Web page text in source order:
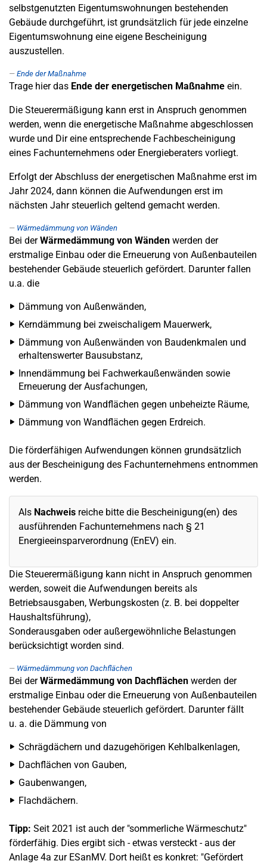
selbstgenutzten Eigentumswohnungen bestehenden
Gebäude durchgeführt, ist grundsätzlich für jede einzelne
Eigentumswohnung eine eigene Bescheinigung
auszustellen.
Ende der Maßnahme
Trage hier das Ende der energetischen Maßnahme ein.
Die Steuerermäßigung kann erst in Anspruch genommen
werden, wenn die energetische Maßnahme abgeschlossen
wurde und Dir eine entsprechende Fachbescheinigung
eines Fachunternehmens oder Energieberaters vorliegt.
Erfolgt der Abschluss der energetischen Maßnahme erst im
Jahr 2024, dann können die Aufwendungen erst im
nächsten Jahr steuerlich geltend gemacht werden.
Wärmedämmung von Wänden
Bei derWärmedämmung von Wänden werden der
erstmalige Einbau oder die Erneuerung von Außenbauteilen
bestehender Gebäude steuerlich gefördert. Darunter fallen
u.a. die
Dämmung von Außenwänden,
Kerndämmung bei zweischaligem Mauerwerk,
Dämmung von Außenwänden von Baudenkmalen und
erhaltenswerter Bausubstanz,
Innendämmung bei Fachwerkaußenwänden sowie
Erneuerung der Ausfachungen,
Dämmung von Wandflächen gegen unbeheizte Räume,
Dämmung von Wandflächen gegen Erdreich.
Die förderfähigen Aufwendungen können grundsätzlich
aus der Bescheinigung des Fachunternehmens entnommen
werden.
Als Nachweis reiche bitte die Bescheinigung(en) des
ausführenden Fachunternehmens nach § 21
Energieeinsparverordnung (EnEV) ein.
Die Steuerermäßigung kann nicht in Anspruch genommen
werden, soweit die Aufwendungen bereits als
Betriebsausgaben, Werbungskosten (z. B. bei doppelter
Haushaltsführung),
Sonderausgaben oder außergewöhnliche Belastungen
berücksichtigt worden sind.
Wärmedämmung von Dachflächen
Bei derWärmedämmung von Dachflächen werden der
erstmalige Einbau oder die Erneuerung von Außenbauteilen
bestehender Gebäude steuerlich gefördert. Darunter fällt
u. a. die Dämmung von
Schrägdächern und dazugehörigen Kehlbalkenlagen,
Dachflächen von Gauben,
Gaubenwangen,
Flachdächern.
Tipp: Seit 2021 ist auch der "sommerliche Wärmeschutz"
förderfähig. Dies ergibt sich - etwas versteckt - aus der
Anlage 4a zur ESanMV. Dort heißt es konkret: "Gefördert